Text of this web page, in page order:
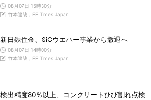
08月07日 15時30分
竹本達哉，EE Times Japan
新日鉄住金、SiCウエハー事業から撤退へ
08月07日 14時00分
竹本達哉，EE Times Japan
検出精度80％以上、コンクリートひび割れ点検